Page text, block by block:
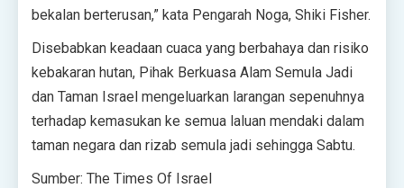
bekalan berterusan,” kata Pengarah Noga, Shiki Fisher.
Disebabkan keadaan cuaca yang berbahaya dan risiko
kebakaran hutan, Pihak Berkuasa Alam Semula Jadi
dan Taman Israel mengeluarkan larangan sepenuhnya
terhadap kemasukan ke semua laluan mendaki dalam
taman negara dan rizab semula jadi sehingga Sabtu.
Sumber: The Times Of Israel